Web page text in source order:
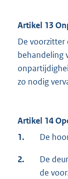
Artikel 13
De voorzitter
behandeling
zo nodig
Artikel 14
1.
De
2.
De
de